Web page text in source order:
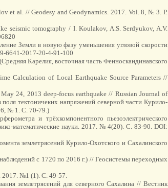
et al. // Geodesy and Geodynamics. 2017. Vol. 8, № 3. Р.
seismic tomography / I. Koulakov, A.S. Serdyukov, A.V.
Земли в новую фазу уменьшения угловой скорости
6641-2017-20-4-91-100
Карелия, восточная часть Фенноскандинавского
Calculation of Local Earthquake Source Parameters //
24, 2013 deep-focus earthquake // Russian Journal of
тектоничеких напряжений северной части Курило-
№ 1. С. 70-79.)
и трёхкомпонентного пьезоэлектрического
математические науки. 2017. № 4(20). C. 83-90. DOI:
землетрясений Курило-Охотского и Сахалинского
с 1720 по 2016 г.) // Геосистемы переходных
2017. №1 (1). С. 49-57.
землетрясений для северного Сахалина // Вестник